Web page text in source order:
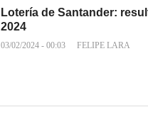
Lotería de Santander:
2024
03/02/2024 - 00:03 FELIPE LARA